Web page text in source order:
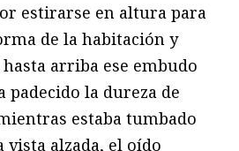
estirarse en altura para
de la habitación y
arriba ese embudo
padecido la dureza de
estaba tumbado
vista alzada, el oído